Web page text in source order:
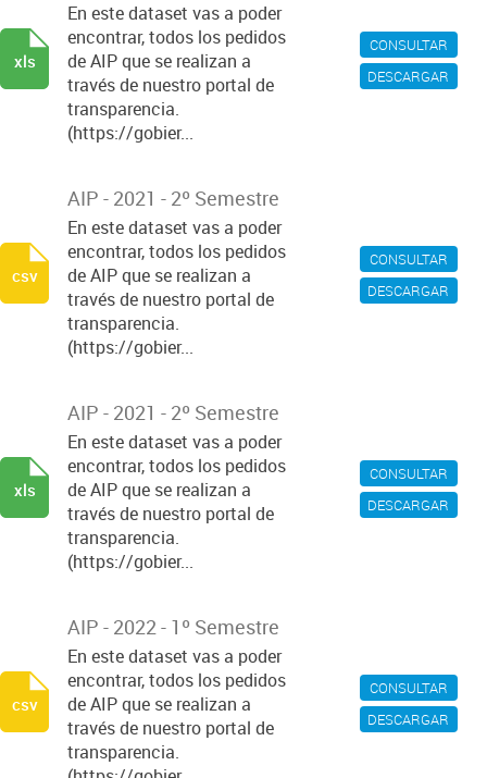
CONSULTAR
DESCARGAR
En este dataset vas a poder
encontrar, todos los pedidos
de AIP que se realizan a
través de nuestro portal de
transparencia.
(https://gobier...
xls
CONSULTAR
DESCARGAR
AIP - 2021 - 2º Semestre
En este dataset vas a poder
encontrar, todos los pedidos
de AIP que se realizan a
través de nuestro portal de
transparencia.
(https://gobier...
csv
CONSULTAR
DESCARGAR
AIP - 2021 - 2º Semestre
En este dataset vas a poder
encontrar, todos los pedidos
de AIP que se realizan a
través de nuestro portal de
transparencia.
(https://gobier...
xls
CONSULTAR
DESCARGAR
AIP - 2022 - 1º Semestre
En este dataset vas a poder
encontrar, todos los pedidos
de AIP que se realizan a
través de nuestro portal de
transparencia.
csv